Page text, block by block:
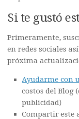
Si te gustó
Primeramente,
en redes sociales
próxima
Ayudarme con
costos del Blog
publicidad)
Compartir este